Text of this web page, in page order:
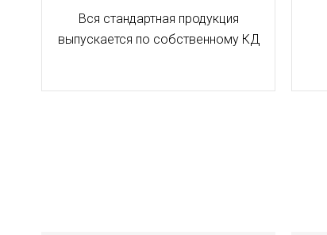
Вся стандартная продукция
выпускается по собственному КД